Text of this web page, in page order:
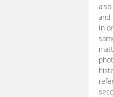
and
In